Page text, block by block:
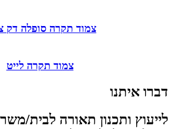
צמוד תקרה סופלה דק
צמוד תקרה לייט
דברו איתנו
לייעוץ ותכנון תאורה לבית/